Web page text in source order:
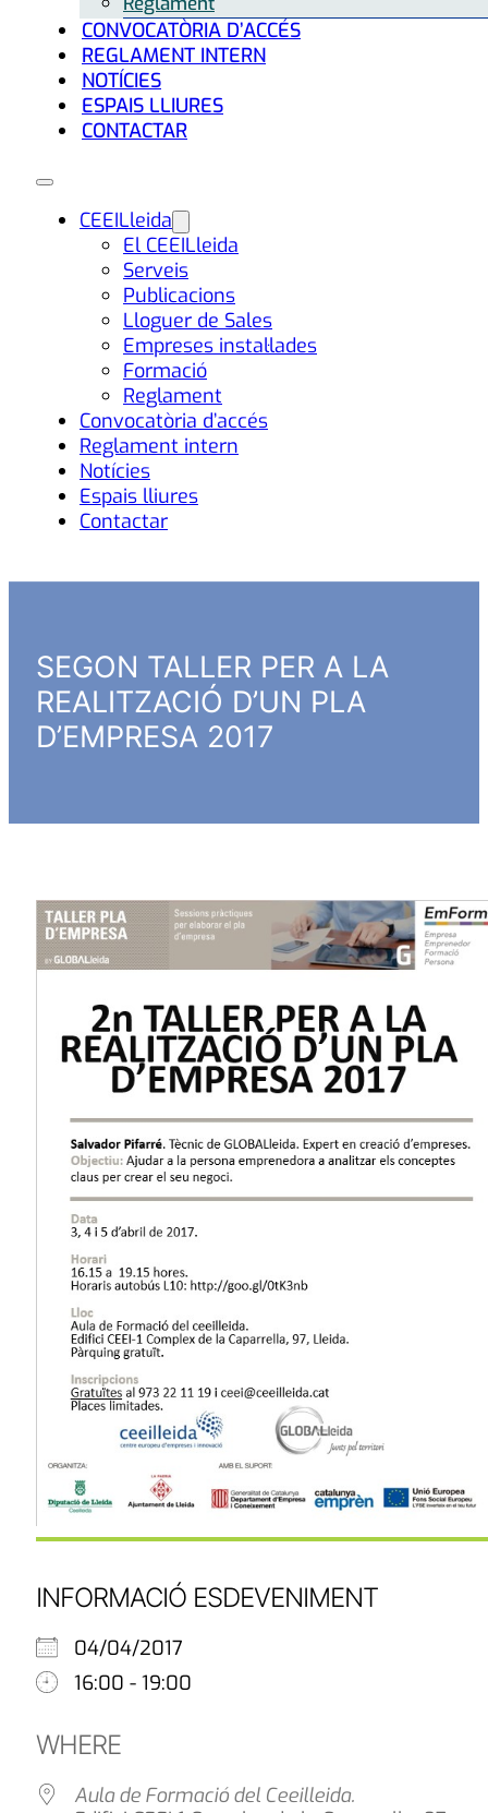
CONVOCATÒRIA D’ACCÉS
REGLAMENT INTERN
NOTÍCIES
ESPAIS LLIURES
CONTACTAR
CEEILleida
El CEEILleida
Serveis
Publicacions
Lloguer de Sales
Empreses instal·lades
Formació
Reglament
Convocatòria d’accés
Reglament intern
Notícies
Espais lliures
Contactar
SEGON TALLER PER A LA
REALITZACIÓ D’UN PLA
D’EMPRESA 2017
INFORMACIÓ ESDEVENIMENT
04/04/2017
16:00 - 19:00
WHERE
Aula de Formació del Ceeilleida.